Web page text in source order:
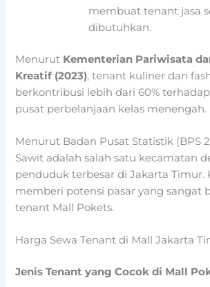
membuat tenant jasa
dibutuhkan.
Menurut Kementerian Pariwisata
Kreatif (2023), tenant kuliner dan
berkontribusi lebih dari 60%
pusat perbelanjaan kelas menengah.
Menurut Badan Pusat Statistik (BPS
Sawit adalah salah satu kecamatan
penduduk terbesar di Jakarta Timur.
memberi potensi pasar yang sangat
tenant Mall Pokets.
Harga Sewa Tenant di Mall Jakarta
Jenis Tenant yang Cocok di Mall